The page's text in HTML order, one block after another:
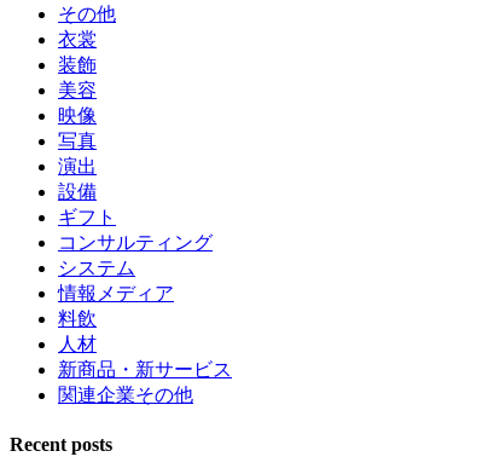
その他
衣裳
装飾
美容
映像
写真
演出
設備
ギフト
コンサルティング
システム
情報メディア
料飲
人材
新商品・新サービス
関連企業その他
Recent posts